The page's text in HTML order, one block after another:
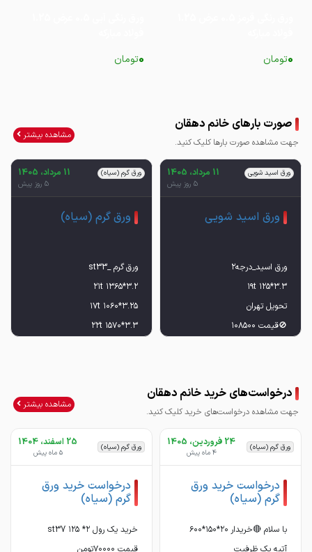
0تومان 0تومان
صورت بارهای خانم دهقان
جهت مشاهده صورت بارها کلیک کنید.
مشاهده بیشتر
ورق اسید شویی 11 مرداد، 1405
5 روز پیش
ورق اسید شویی
ورق گرم (سیاه) 11 مرداد، 1405
5 روز پیش
ورق گرم (سیاه)
درخواست‌های خرید خانم دهقان
جهت مشاهده درخواست‌های خرید کلیک کنید.
مشاهده بیشتر
ورق گرم (سیاه) 24 فروردین، 1405
4 ماه پیش
درخواست خرید ورق
گرم (سیاه)
با سلام 🔴خریدار ۲۰*۱۵۰*۶۰۰
آتیه یک ظرفیت
ورق گرم (سیاه) 25 اسفند، 1404
5 ماه پیش
درخواست خرید ورق
گرم (سیاه)
خرید یک رول ۲* ۱۲۵ st37
قیمت ۷۰۰۰۰تومن